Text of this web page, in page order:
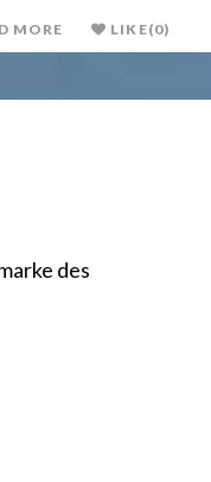
MORE LIKE(0)
des